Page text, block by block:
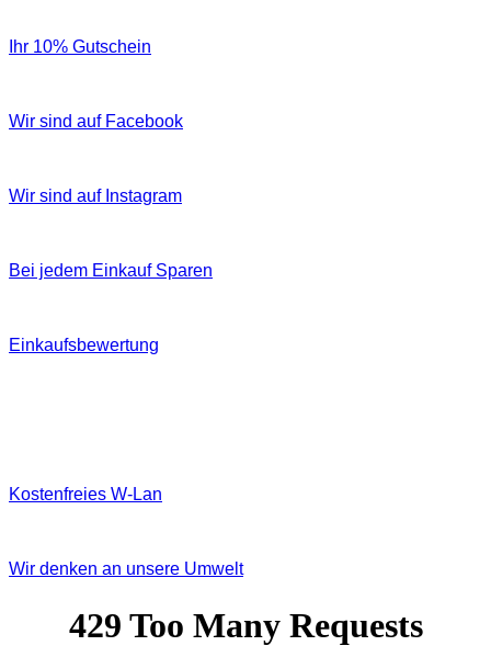
Ihr 10% Gutschein
Wir sind auf Facebook
Wir sind auf Instagram
Bei jedem Einkauf Sparen
Einkaufsbewertung
Kostenfreies W‐Lan
Wir denken an unsere Umwelt